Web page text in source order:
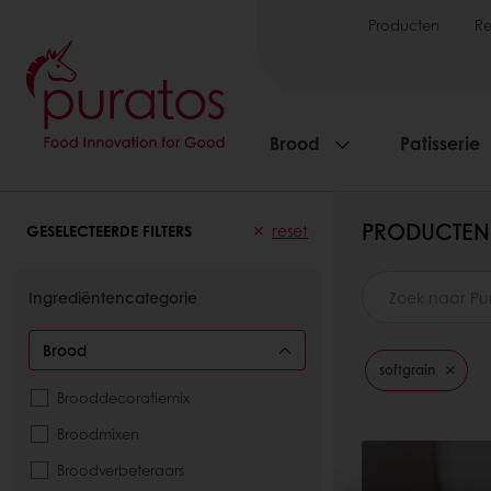
Producten
Brood Patisserie
GESELECTEERDE FILTERS reset
Ingrediëntencategorie
Brood
Brooddecoratiemix
Broodmixen
Broodverbeteraars
PRODUCTEN
softgrain